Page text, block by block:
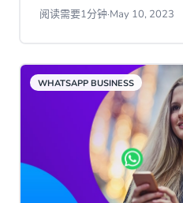
知识点。
阅读需要1分钟·May 10, 2023
WHATSAPP BUSINESS